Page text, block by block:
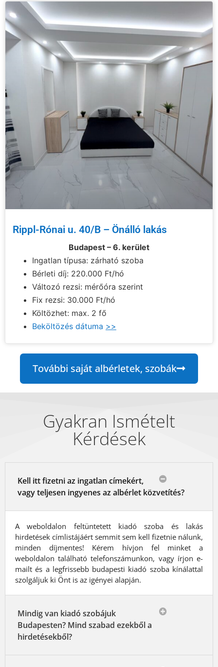
Rippl-Rónai u. 40/B – Önálló lakás
Budapest – 6. kerület
Ingatlan típusa: zárható szoba
Bérleti díj: 220.000 Ft/hó
Változó rezsi: mérőóra szerint
Fix rezsi: 30.000 Ft/hó
Költözhet: max. 2 fő
Beköltözés dátuma >>
További saját albérletek, szobák
Gyakran Ismételt
Kérdések
Kell itt fizetni az ingatlan címekért,
vagy teljesen ingyenes az albérlet közvetítés?
A weboldalon feltüntetett kiadó szoba és lakás
hirdetések címlistájáért semmit sem kell fizetnie nálunk,
minden díjmentes! Kérem hívjon fel minket a
weboldalon található telefonszámunkon, vagy írjon e-
mailt és a legfrissebb budapesti kiadó szoba kínálattal
szolgáljuk ki Önt is az igényei alapján.
Mindig van kiadó szobájuk
Budapesten? Mind szabad ezekből a
hirdetésekből?